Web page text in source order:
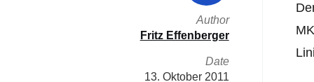
Author
Fritz Effenberger
Date
13. Oktober 2011